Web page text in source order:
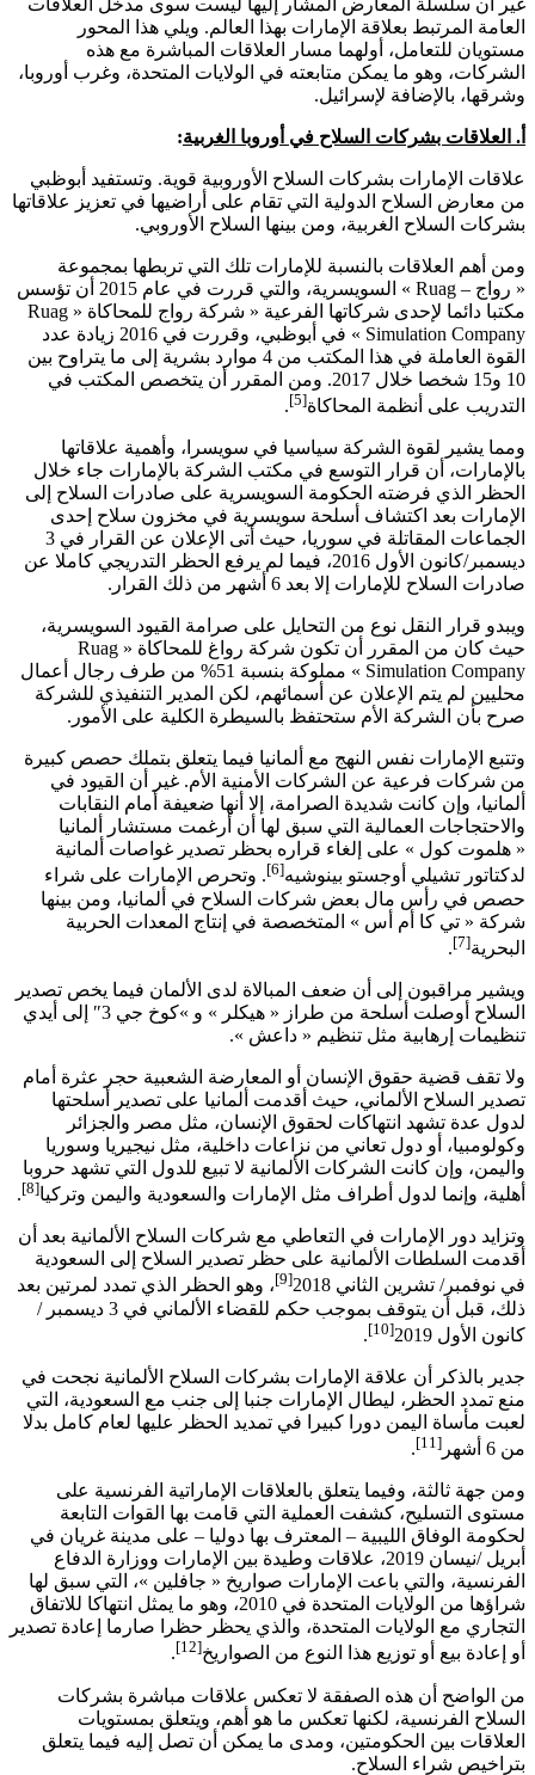
غير أن سلسلة المعارض المشار إليها ليست سوى مدخل العلاقات
العامة المرتبط بعلاقة الإمارات بهذا العالم. ويلي هذا المحور
مستويان للتعامل، أولهما مسار العلاقات المباشرة مع هذه
الشركات، وهو ما يمكن متابعته في الولايات المتحدة، وغرب أوروبا،
وشرقها، بالإضافة لإسرائيل.
أ. العلاقات بشركات السلاح في أوروبا الغربية:
علاقات الإمارات بشركات السلاح الأوروبية قوية. وتستفيد أبوظبي
من معارض السلاح الدولية التي تقام على أراضيها في تعزيز علاقاتها
بشركات السلاح الغربية، ومن بينها السلاح الأوروبي.
ومن أهم العلاقات بالنسبة للإمارات تلك التي تربطها بمجموعة
« رواج – Ruag
» السويسرية، والتي قررت في عام 2015 أن تؤسس
مكتبا دائما لإحدى شركاتها الفرعية « شركة رواج للمحاكاة « Ruag
Simulation Company
» في أبوظبي، وقررت في 2016 زيادة عدد
القوة العاملة في هذا المكتب من 4 موارد بشرية إلى ما يتراوح بين
10 و15 شخصا خلال 2017. ومن المقرر أن يتخصص المكتب في
التدريب على أنظمة المحاكاة[5]
.
ومما يشير لقوة الشركة سياسيا في سويسرا، وأهمية علاقاتها
بالإمارات، أن قرار التوسع في مكتب الشركة بالإمارات جاء خلال
الحظر الذي فرضته الحكومة السويسرية على صادرات السلاح إلى
الإمارات بعد اكتشاف أسلحة سويسرية في مخزون سلاح إحدى
الجماعات المقاتلة في سوريا، حيث أتى الإعلان عن القرار في 3
ديسمبر/كانون الأول 2016، فيما لم يرفع الحظر التدريجي كاملا عن
صادرات السلاح للإمارات إلا بعد 6 أشهر من ذلك القرار.
ويبدو قرار النقل نوع من التحايل على صرامة القيود السويسرية،
حيث كان من المقرر أن تكون شركة رواغ للمحاكاة « Ruag
Simulation Company
» مملوكة بنسبة 51% من طرف رجال أعمال
محليين لم يتم الإعلان عن أسمائهم، لكن المدير التنفيذي للشركة
صرح بأن الشركة الأم ستحتفظ بالسيطرة الكلية على الأمور.
وتتبع الإمارات نفس النهج مع ألمانيا فيما يتعلق بتملك حصص كبيرة
من شركات فرعية عن الشركات الأمنية الأم. غير أن القيود في
ألمانيا، وإن كانت شديدة الصرامة، إلا أنها ضعيفة أمام النقابات
والاحتجاجات العمالية التي سبق لها أن أرغمت مستشار ألمانيا
« هلموت كول » على إلغاء قراره بحظر تصدير غواصات ألمانية
لدكتاتور تشيلي أوجستو بينوشيه[6]. وتحرص الإمارات على شراء
حصص في رأس مال بعض شركات السلاح في ألمانيا، ومن بينها
شركة « تي كا أم أس » المتخصصة في إنتاج المعدات الحربية
البحرية[7]
.
ويشير مراقبون إلى أن ضعف المبالاة لدى الألمان فيما يخص تصدير
السلاح أوصلت أسلحة من طراز « هيكلر » و »كوخ جي 3″ إلى أيدي
تنظيمات إرهابية مثل تنظيم « داعش ».
ولا تقف قضية حقوق الإنسان أو المعارضة الشعبية حجر عثرة أمام
تصدير السلاح الألماني، حيث أقدمت ألمانيا على تصدير أسلحتها
لدول عدة تشهد انتهاكات لحقوق الإنسان، مثل مصر والجزائر
وكولومبيا، أو دول تعاني من نزاعات داخلية، مثل نيجيريا وسوريا
واليمن، وإن كانت الشركات الألمانية لا تبيع للدول التي تشهد حروبا
أهلية، وإنما لدول أطراف مثل الإمارات والسعودية واليمن وتركيا[8]
.
وتزايد دور الإمارات في التعاطي مع شركات السلاح الألمانية بعد أن
أقدمت السلطات الألمانية على حظر تصدير السلاح إلى السعودية
في نوفمبر/ تشرين الثاني 2018
[9]، وهو الحظر الذي تمدد لمرتين بعد
ذلك، قبل أن يتوقف بموجب حكم للقضاء الألماني في 3 ديسمبر /
كانون الأول 2019
[10]
.
جدير بالذكر أن علاقة الإمارات بشركات السلاح الألمانية نجحت في
منع تمدد الحظر، ليطال الإمارات جنبا إلى جنب مع السعودية، التي
لعبت مأساة اليمن دورا كبيرا في تمديد الحظر عليها لعام كامل بدلا
من 6 أشهر
[11]
.
ومن جهة ثالثة، وفيما يتعلق بالعلاقات الإماراتية الفرنسية على
مستوى التسليح، كشفت العملية التي قامت بها القوات التابعة
لحكومة الوفاق الليبية – المعترف بها دوليا – على مدينة غريان في
أبريل /نيسان 2019، علاقات وطيدة بين الإمارات ووزارة الدفاع
الفرنسية، والتي باعت الإمارات صواريخ « جافلين »، التي سبق لها
شراؤها من الولايات المتحدة في 2010، وهو ما يمثل انتهاكا للاتفاق
التجاري مع الولايات المتحدة، والذي يحظر حظرا صارما إعادة تصدير
أو إعادة بيع أو توزيع هذا النوع من الصواريخ[12]
.
من الواضح أن هذه الصفقة لا تعكس علاقات مباشرة بشركات
السلاح الفرنسية، لكنها تعكس ما هو أهم، ويتعلق بمستويات
العلاقات بين الحكومتين، ومدى ما يمكن أن تصل إليه فيما يتعلق
بتراخيص شراء السلاح.